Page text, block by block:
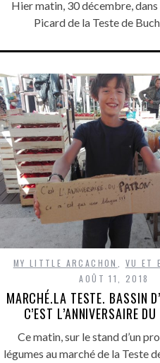
Hier matin, 30 décembre, dans
Picard de la Teste de
MY LITTLE ARCACHON
VU ET
AOÛT 11, 2018
MARCHÉ.LA TESTE. BASSIN
C’EST L’ANNIVERSAIRE
Ce matin, sur le stand d’un
légumes au marché de la Teste